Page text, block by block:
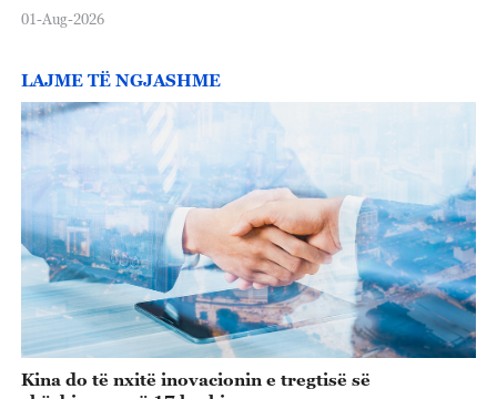
01-Aug-2026
LAJME TË NGJASHME
Kina do të nxitë inovacionin e tregtisë së